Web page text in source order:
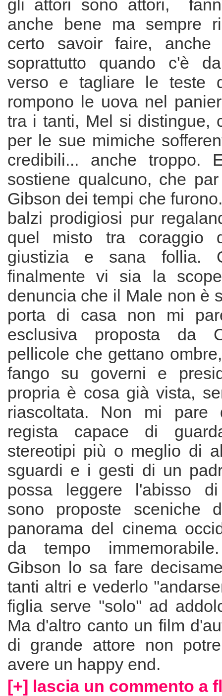
gli attori sono attori,
anche bene ma sempre
certo savoir faire, anche
soprattutto quando c'è
verso e tagliare le teste
rompono le uova nel
tra i tanti, Mel si distingue,
per le sue mimiche
credibili... anche troppo.
sostiene qualcuno, che
Gibson dei tempi che
balzi prodigiosi pur
quel misto tra coraggio
giustizia e sana follia.
finalmente vi sia la
denuncia che il Male non è
porta di casa non mi
esclusiva proposta da
pellicole che gettano
fango su governi e
propria è cosa già vista,
riascoltata. Non mi pare
regista capace di
stereotipi più o meglio di
sguardi e i gesti di un
possa leggere l'abisso
sono proposte sceniche
panorama del cinema
da tempo
Gibson lo sa fare
tanti altri e vederlo
figlia serve ''solo'' ad
Ma d'altro canto un film
di grande attore non
avere un happy end.
[+] lascia un commento a